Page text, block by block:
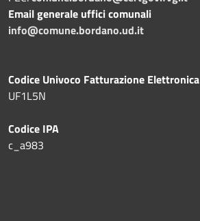
Email generale uffici comunali
info@comune.bordano.ud.it
Codice Univoco Fatturazione Elettronica
UF1L5N
Codice IPA
c_a983